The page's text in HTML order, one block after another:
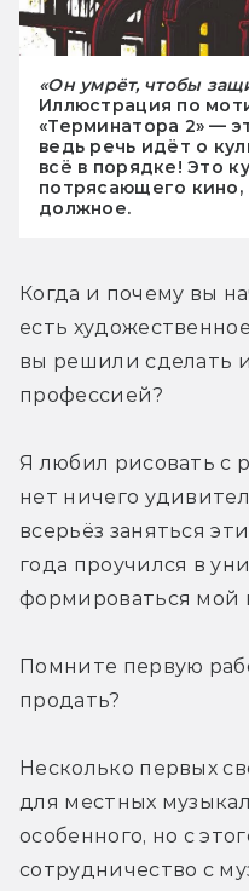
«Он умрёт, чтобы
Иллюстрация по
«Терминатора 2» —
ведь речь идёт о
всё в порядке! Это
потрясающего кино,
должное.
Когда и почему вы
есть
вы решили сделать
профессией?
Я любил рисовать с
нет ничего
всерьёз заняться
года проучился в
формироваться мой
Помните первую
продать?
Несколько первых
для местных
особенного, но с
сотрудничество с